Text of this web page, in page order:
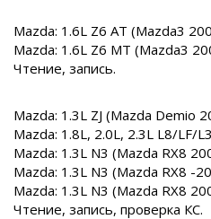
Mazda: 1.6L Z6 AT (Mazda3
Mazda: 1.6L Z6 MT (Mazda3
Чтение, запись.
Mazda: 1.3L ZJ (Mazda Demio
Mazda: 1.8L, 2.0L, 2.3L L8/LF/
Mazda: 1.3L N3 (Mazda RX8
Mazda: 1.3L N3 (Mazda RX8 -
Mazda: 1.3L N3 (Mazda RX8
Чтение, запись, проверка КС.